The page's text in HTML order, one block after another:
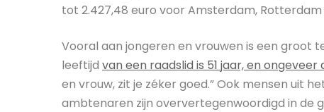
tot 2.427,48 euro voor Amsterdam, Rotterdam
Vooral aan jongeren en vrouwen is een groot
leeftijd van een raadslid is 51 jaar, en
en vrouw, zit je zéker goed.” Ook mensen uit
ambtenaren zijn oververtegenwoordigd in de